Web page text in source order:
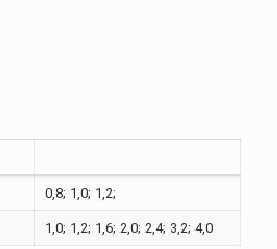
0,8; 1,0; 1,2;
1,0; 1,2; 1,6; 2,0; 2,4; 3,2; 4,0